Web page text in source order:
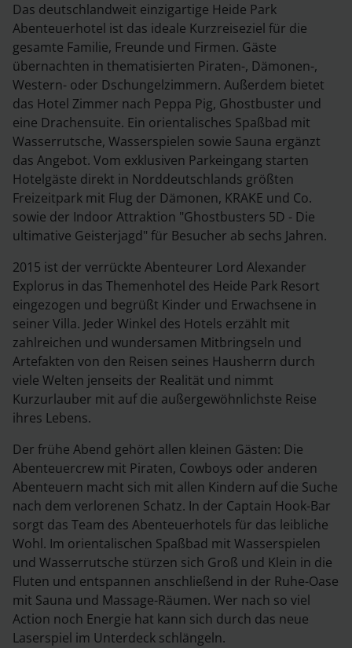
Das deutschlandweit einzigartige Heide Park
Abenteuerhotel ist das ideale Kurzreiseziel für die
gesamte Familie, Freunde und Firmen. Gäste
übernachten in thematisierten Piraten-, Dämonen-,
Western- oder Dschungelzimmern. Außerdem bietet
das Hotel Zimmer nach Peppa Pig, Ghostbuster und
eine Drachensuite. Ein orientalisches Spaßbad mit
Wasserrutsche, Wasserspielen sowie Sauna ergänzt
das Angebot. Vom exklusiven Parkeingang starten
Hotelgäste direkt in Norddeutschlands größten
Freizeitpark mit Flug der Dämonen, KRAKE und Co.
sowie der Indoor Attraktion "Ghostbusters 5D - Die
ultimative Geisterjagd" für Besucher ab sechs Jahren.
2015 ist der verrückte Abenteurer Lord Alexander
Explorus in das Themenhotel des Heide Park Resort
eingezogen und begrüßt Kinder und Erwachsene in
seiner Villa. Jeder Winkel des Hotels erzählt mit
zahlreichen und wundersamen Mitbringseln und
Artefakten von den Reisen seines Hausherrn durch
viele Welten jenseits der Realität und nimmt
Kurzurlauber mit auf die außergewöhnlichste Reise
ihres Lebens.
Der frühe Abend gehört allen kleinen Gästen: Die
Abenteuercrew mit Piraten, Cowboys oder anderen
Abenteuern macht sich mit allen Kindern auf die Suche
nach dem verlorenen Schatz. In der Captain Hook-Bar
sorgt das Team des Abenteuerhotels für das leibliche
Wohl. Im orientalischen Spaßbad mit Wasserspielen
und Wasserrutsche stürzen sich Groß und Klein in die
Fluten und entspannen anschließend in der Ruhe-Oase
mit Sauna und Massage-Räumen. Wer nach so viel
Action noch Energie hat kann sich durch das neue
Laserspiel im Unterdeck schlängeln.